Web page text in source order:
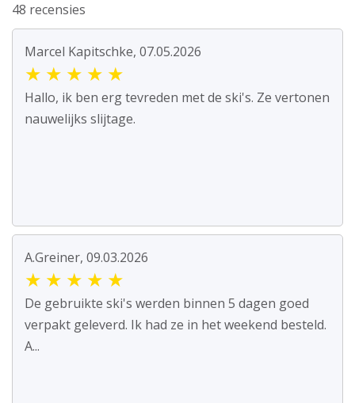
48 recensies
Marcel Kapitschke, 07.05.2026
★ ★ ★ ★ ★
Hallo, ik ben erg tevreden met de ski's. Ze vertonen
nauwelijks slijtage.
A.Greiner, 09.03.2026
★ ★ ★ ★ ★
De gebruikte ski's werden binnen 5 dagen goed
verpakt geleverd. Ik had ze in het weekend besteld.
A...